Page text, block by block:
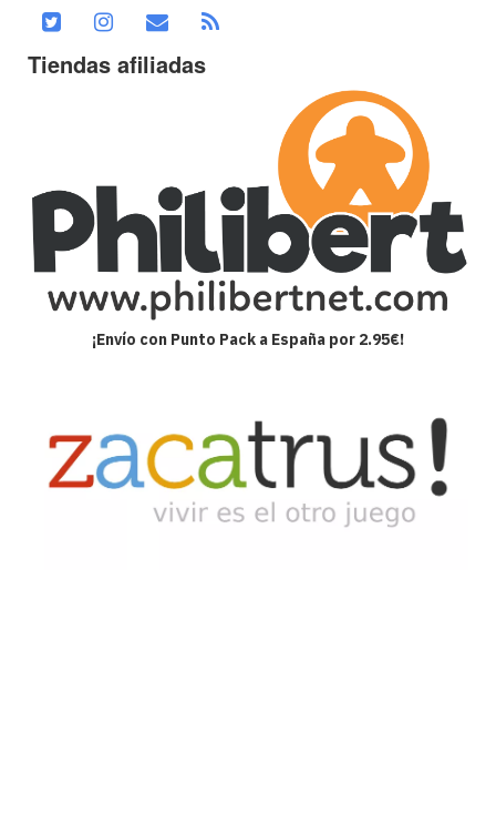
Tiendas afiliadas
¡Envío con Punto Pack a España por 2.95€!